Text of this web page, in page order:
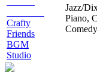
Crafty
Friends
BGM
Studio
Jazz/
Piano,